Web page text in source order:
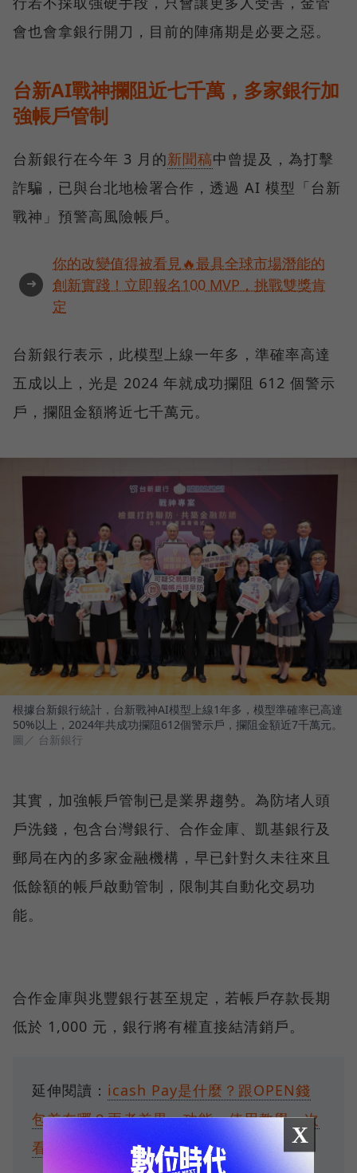
會也會拿銀行開刀，目前的陣痛期是必要之惡。
台新AI戰神攔阻近七千萬，多家銀行加
強帳戶管制
台新銀行在今年 3 月的新聞稿中曾提及，為打擊
詐騙，已與台北地檢署合作，透過 AI 模型「台新
戰神」預警高風險帳戶。
➜
你的改變值得被看見🔥最具全球市場潛能的
創新實踐！立即報名100 MVP，挑戰雙獎肯
定
台新銀行表示，此模型上線一年多，準確率高達
五成以上，光是 2024 年就成功攔阻 612 個警示
戶，攔阻金額將近七千萬元。
根據台新銀行統計，台新戰神AI模型上線1年多，模型準確率已高達
50%以上，2024年共成功攔阻612個警示戶，攔阻金額近7千萬元。
圖／ 台新銀行
其實，加強帳戶管制已是業界趨勢。為防堵人頭
戶洗錢，包含台灣銀行、合作金庫、凱基銀行及
郵局在內的多家金融機構，早已針對久未往來且
低餘額的帳戶啟動管制，限制其自動化交易功
能。
合作金庫與兆豐銀行甚至規定，若帳戶存款長期
低於 1,000 元，銀行將有權直接結清銷戶。
延伸閱讀： icash Pay是什麼？跟OPEN錢
包差在哪？兩者差異、功能、使用教學一次
看
X